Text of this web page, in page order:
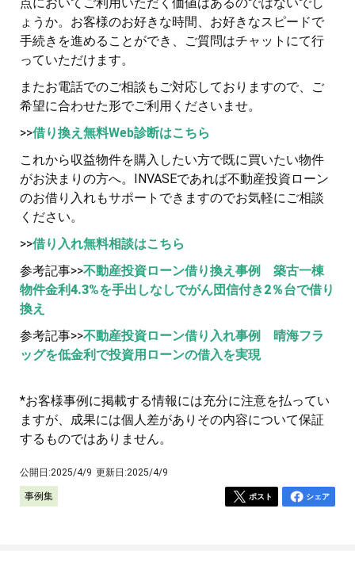
ょうか。お客様のお好きな時間、お好きなスピードで
手続きを進めることができ、ご質問はチャットにて行
っていただけます。
またお電話でのご相談もご対応しておりますので、ご
希望に合わせた形でご利用くださいませ。
>>借り換え無料Web診断はこちら
これから収益物件を購入したい方で既に買いたい物件
がお決まりの方へ。INVASEであれば不動産投資ローン
のお借り入れもサポートできますのでお気軽にご相談
ください。
>>借り入れ無料相談はこちら
参考記事>>不動産投資ローン借り換え事例 築古一棟
物件金利4.3%を手出しなしでがん団信付き2％台で借り
換え
参考記事>>不動産投資ローン借り入れ事例 晴海フラ
ッグを低金利で投資用ローンの借入を実現
*お客様事例に掲載する情報には充分に注意を払ってい
ますが、成果には個人差がありその内容について保証
するものではありません。
公開日:2025/4/9 更新日:2025/4/9
事例集 ポスト シェア